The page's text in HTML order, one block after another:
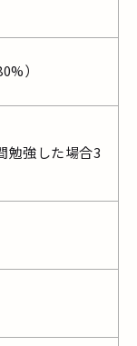
）
勉強した場合3